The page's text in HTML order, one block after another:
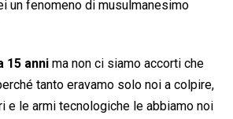
un fenomeno di musulmanesimo
15 anni ma non ci siamo accorti che
tanto eravamo solo noi a colpire,
e le armi tecnologiche le abbiamo noi